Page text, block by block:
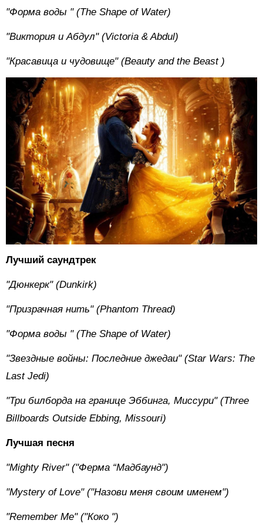
"Форма воды " (The Shape of Water)
"Виктория и Абдул" (Victoria & Abdul)
"Красавица и чудовище" (Beauty and the Beast )
Лучший саундтрек
"Дюнкерк" (Dunkirk)
"Призрачная нить" (Phantom Thread)
"Форма воды " (The Shape of Water)
"Звездные войны: Последние джедаи" (Star Wars: The
Last Jedi)
"Три билборда на границе Эббинга, Миссури" (Three
Billboards Outside Ebbing, Missouri)
Лучшая песня
"Mighty River" ("Ферма “Мадбаунд")
"Mystery of Love" ("Назови меня своим именем")
"Remember Me" ("Коко ")